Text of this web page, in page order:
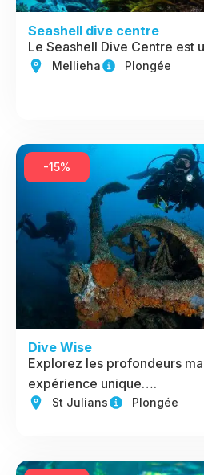
Seashell dive centre
Le Seashell Dive Centre est
Mellieha Plongée
-15%
Dive Wise
Explorez les profondeurs
expérience unique….
St Julians Plongée